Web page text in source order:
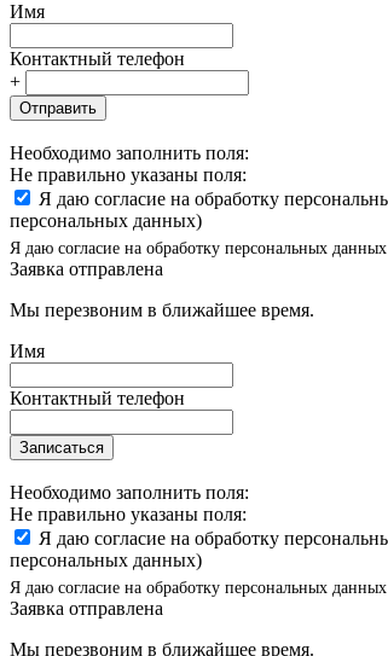
Имя
Контактный телефон
+
Отправить
Необходимо заполнить поля:
Не правильно указаны поля:
Я даю согласие на обработку
персональных данных)
Я даю согласие на обработку персональных
Заявка отправлена
Мы перезвоним в ближайшее время.
Имя
Контактный телефон
Записаться
Необходимо заполнить поля:
Не правильно указаны поля:
Я даю согласие на обработку
персональных данных)
Я даю согласие на обработку персональных
Заявка отправлена
Мы перезвоним в ближайшее время.